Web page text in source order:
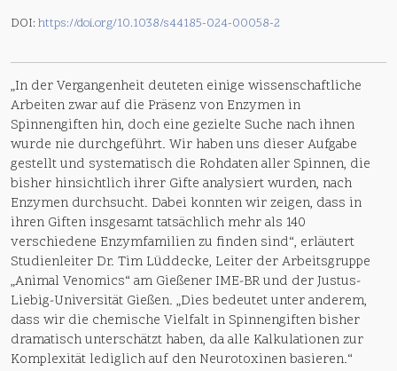
DOI: https://doi.org/10.1038/s44185-024-00058-2
„In der Vergangenheit deuteten einige wissenschaftliche
Arbeiten zwar auf die Präsenz von Enzymen in
Spinnengiften hin, doch eine gezielte Suche nach ihnen
wurde nie durchgeführt. Wir haben uns dieser Aufgabe
gestellt und systematisch die Rohdaten aller Spinnen, die
bisher hinsichtlich ihrer Gifte analysiert wurden, nach
Enzymen durchsucht. Dabei konnten wir zeigen, dass in
ihren Giften insgesamt tatsächlich mehr als 140
verschiedene Enzymfamilien zu finden sind“, erläutert
Studienleiter Dr. Tim Lüddecke, Leiter der Arbeitsgruppe
„Animal Venomics“ am Gießener IME-BR und der Justus-
Liebig-Universität Gießen. „Dies bedeutet unter anderem,
dass wir die chemische Vielfalt in Spinnengiften bisher
dramatisch unterschätzt haben, da alle Kalkulationen zur
Komplexität lediglich auf den Neurotoxinen basieren.“